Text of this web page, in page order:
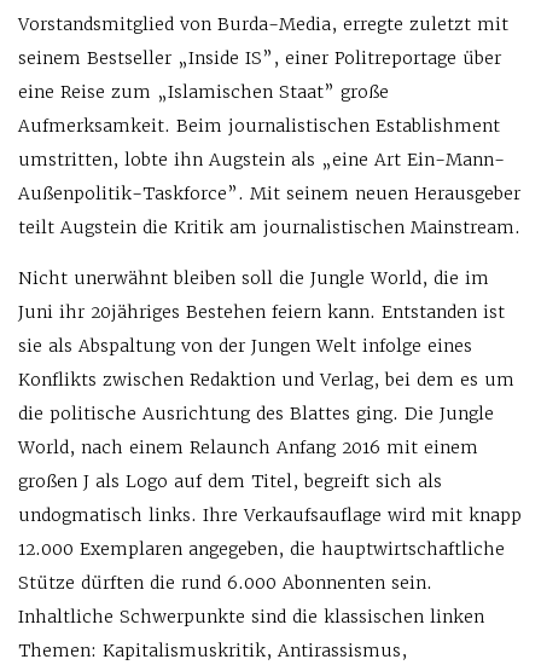
Vorstandsmitglied von Burda-Media, erregte zuletzt mit
seinem Bestseller „Inside IS”, einer Politreportage über
eine Reise zum „Islamischen Staat” große
Aufmerksamkeit. Beim journalistischen Establishment
umstritten, lobte ihn Augstein als „eine Art Ein-Mann-
Außenpolitik-Taskforce”. Mit seinem neuen Herausgeber
teilt Augstein die Kritik am journalistischen Mainstream.
Nicht unerwähnt bleiben soll die Jungle World, die im
Juni ihr 20jähriges Bestehen feiern kann. Entstanden ist
sie als Abspaltung von der Jungen Welt infolge eines
Konflikts zwischen Redaktion und Verlag, bei dem es um
die politische Ausrichtung des Blattes ging. Die Jungle
World, nach einem Relaunch Anfang 2016 mit einem
großen J als Logo auf dem Titel, begreift sich als
undogmatisch links. Ihre Verkaufsauflage wird mit knapp
12.000 Exemplaren angegeben, die hauptwirtschaftliche
Stütze dürften die rund 6.000 Abonnenten sein.
Inhaltliche Schwerpunkte sind die klassischen linken
Themen: Kapitalismuskritik, Antirassismus,